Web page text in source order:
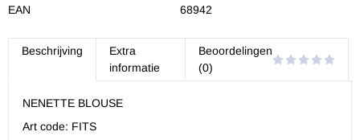
EAN
68942
Beschrijving
Extra
informatie
Beoordelingen
(0)
NENETTE BLOUSE
Art code: FITS